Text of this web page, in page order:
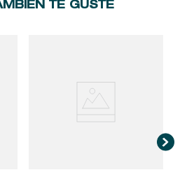
TE GUSTE